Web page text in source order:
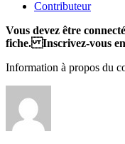
Contributeur
Vous devez être
fiche. Inscrivez-vous
Information à propos du